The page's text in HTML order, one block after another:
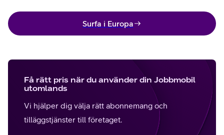
Surfa i Europa
Få rätt pris när du använder din Jobbmobil
utomlands
Vi hjälper dig välja rätt abonnemang och
tilläggstjänster till företaget.